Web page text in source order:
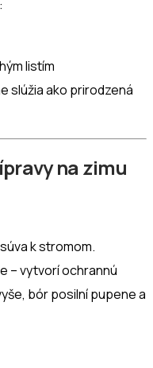
listím
slúžia ako prirodzená
na zimu
k stromom.
– vytvorí ochrannú
bór posilní pupene a